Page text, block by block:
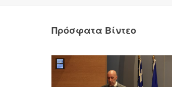
Πρόσφατα Βίντεο